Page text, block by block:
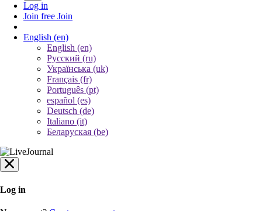
Log in
Join free Join
English (en)
English (en)
Русский (ru)
Українська (uk)
Français (fr)
Português (pt)
español (es)
Deutsch (de)
Italiano (it)
Беларуская (be)
Log in